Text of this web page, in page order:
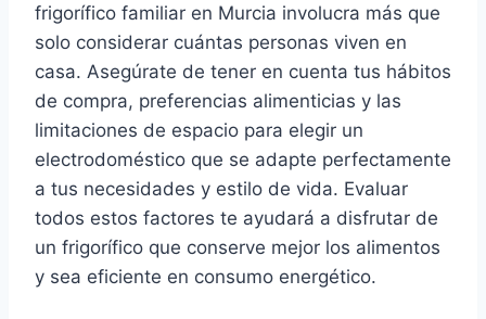
frigorífico familiar en Murcia involucra más que
solo considerar cuántas personas viven en
casa. Asegúrate de tener en cuenta tus hábitos
de compra, preferencias alimenticias y las
limitaciones de espacio para elegir un
electrodoméstico que se adapte perfectamente
a tus necesidades y estilo de vida. Evaluar
todos estos factores te ayudará a disfrutar de
un frigorífico que conserve mejor los alimentos
y sea eficiente en consumo energético.